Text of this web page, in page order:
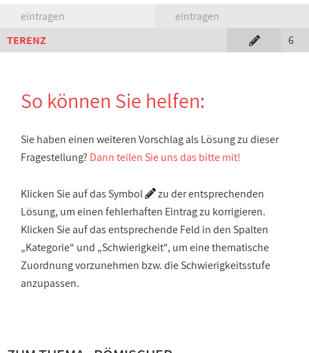
eintragen
eintragen
TERENZ
6
So können Sie helfen:
Sie haben einen weiteren Vorschlag als Lösung zu dieser
Fragestellung? Dann teilen Sie uns das bitte mit!
Klicken Sie auf das Symbol
zu der entsprechenden
Lösung, um einen fehlerhaften Eintrag zu korrigieren.
Klicken Sie auf das entsprechende Feld in den Spalten
„Kategorie“ und „Schwierigkeit“, um eine thematische
Zuordnung vorzunehmen bzw. die Schwierigkeitsstufe
anzupassen.